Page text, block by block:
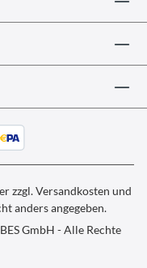
zzgl.Versandkosten und
anders angegeben.
GmbH - Alle Rechte